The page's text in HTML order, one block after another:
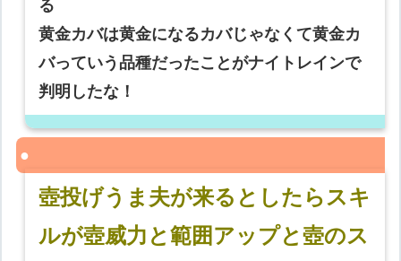
る
黄金カバは黄金になるカバじゃなくて黄金カ
バっていう品種だったことがナイトレインで
判明したな！
壺投げうま夫が来るとしたらスキ
ルが壺威力と範囲アップと壺のス